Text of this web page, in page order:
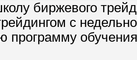
биржевого
с
программу